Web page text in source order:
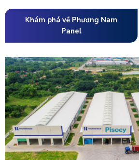
Khám phá về Phương Nam
Panel